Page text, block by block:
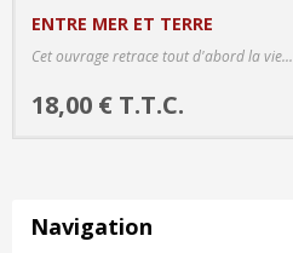
ENTRE MER ET TERRE
Cet ouvrage retrace tout d'abord la vie...
18,00 € T.T.C.
Navigation